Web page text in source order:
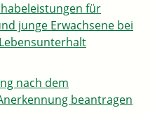
für
junge Erwachsene bei
nach dem
beantragen